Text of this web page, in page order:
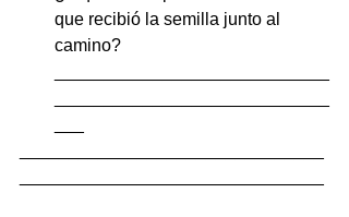
que recibió la semilla junto al
camino?